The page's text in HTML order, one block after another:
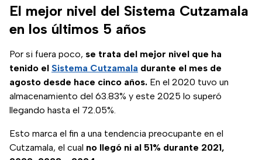
El mejor nivel del Sistema Cutzamala
en los últimos 5 años
Por si fuera poco, se trata del mejor nivel que ha
tenido el Sistema Cutzamala durante el mes de
agosto desde hace cinco años. En el 2020 tuvo un
almacenamiento del 63.83% y este 2025 lo superó
llegando hasta el 72.05%.
Esto marca el fin a una tendencia preocupante en el
Cutzamala, el cual no llegó ni al 51% durante 2021,